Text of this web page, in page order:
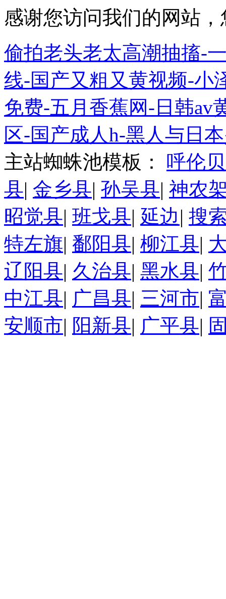
感谢您访问我们的网站
偷拍老头老太高潮抽搐-
线-国产又粗又黄视频-小
免费-五月香蕉网-日韩av
区-国产成人h-黑人与日
主站蜘蛛池模板： 呼伦
县| 金乡县| 孙吴县| 神农
昭觉县| 班戈县| 延边 | 搜
特左旗| 鄱阳县| 柳江县|
辽阳县| 久治县| 黑水县|
中江县| 广昌县| 三河市|
安顺市| 阳新县| 广平县|